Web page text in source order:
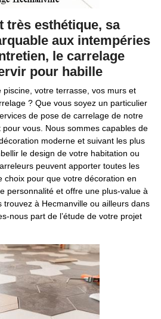
très esthétique, sa
aux intempéries
le carrelage
pour habille
piscine, votre terrasse, vos murs et
? Que vous soyez un particulier
de pose de carrelage de notre
vous. Nous sommes capables de
moderne et suivant les plus
le design de votre habitation ou
peuvent apporter toutes les
choix pour que votre décoration en
personnalité et offre une plus-value à
trouvez à Hecmanville ou ailleurs dans
nous part de l’étude de votre projet